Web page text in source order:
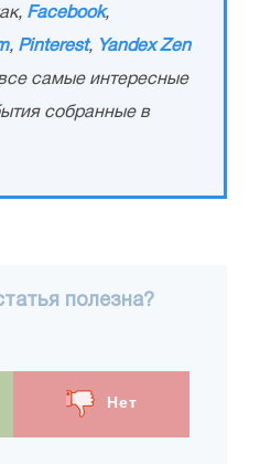
Facebook,
, Pinterest, Yandex Zen
самые интересные
собранные в
полезна?
Нет